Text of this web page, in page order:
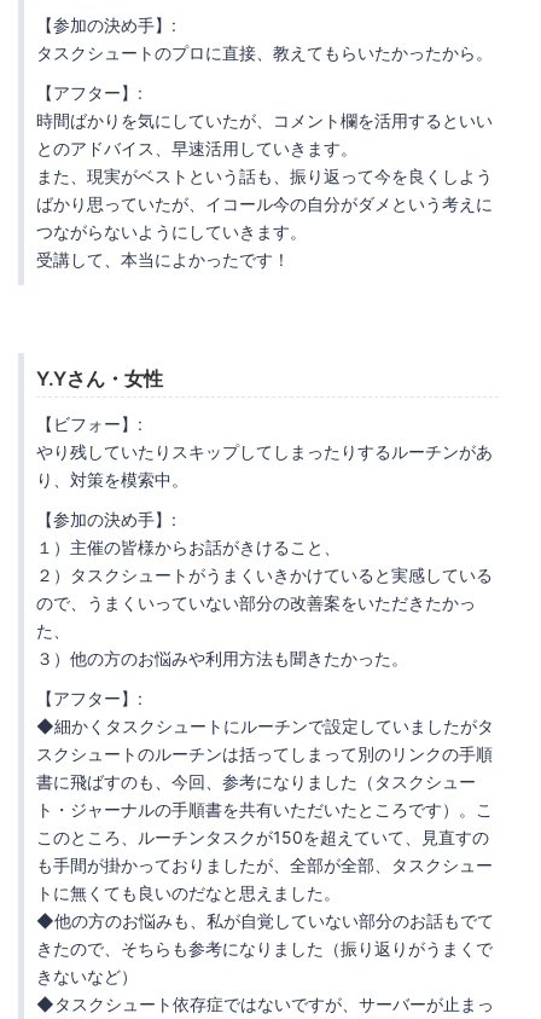
【参加の決め手】:
タスクシュートのプロに直接、教えてもらいたかったから。
【アフター】:
時間ばかりを気にしていたが、コメント欄を活用するといい
とのアドバイス、早速活用していきます。
また、現実がベストという話も、振り返って今を良くしよう
ばかり思っていたが、イコール今の自分がダメという考えに
つながらないようにしていきます。
受講して、本当によかったです！
Y.Yさん・女性
【ビフォー】:
やり残していたりスキップしてしまったりするルーチンがあ
り、対策を模索中。
【参加の決め手】:
１）主催の皆様からお話がきけること、
２）タスクシュートがうまくいきかけていると実感している
ので、うまくいっていない部分の改善案をいただきたかっ
た、
３）他の方のお悩みや利用方法も聞きたかった。
【アフター】:
◆細かくタスクシュートにルーチンで設定していましたがタ
スクシュートのルーチンは括ってしまって別のリンクの手順
書に飛ばすのも、今回、参考になりました（タスクシュー
ト・ジャーナルの手順書を共有いただいたところです）。こ
このところ、ルーチンタスクが150を超えていて、見直すの
も手間が掛かっておりましたが、全部が全部、タスクシュー
トに無くても良いのだなと思えました。
◆他の方のお悩みも、私が自覚していない部分のお話もでて
きたので、そちらも参考になりました（振り返りがうまくで
きないなど）
◆タスクシュート依存症ではないですが、サーバーが止まっ